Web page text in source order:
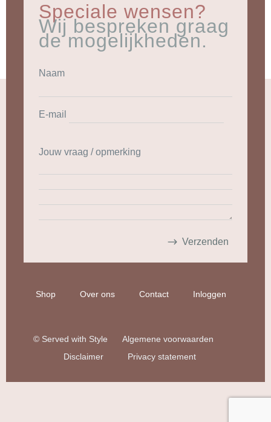
Speciale wensen?
Wij bespreken graag
de mogelijkheden.
Naam
E-mail
Jouw vraag / opmerking
Shop Over ons Contact Inloggen
© Served with Style
Algemene voorwaarden
Disclaimer
Privacy statement